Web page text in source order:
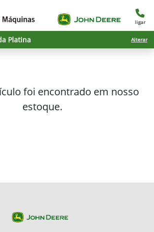
ligar
Platina Alterar
foi encontrado em nosso
estoque.